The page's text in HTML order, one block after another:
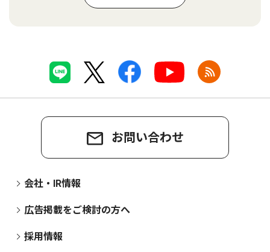
お問い合わせ
会社・IR情報
広告掲載をご検討の方へ
採用情報